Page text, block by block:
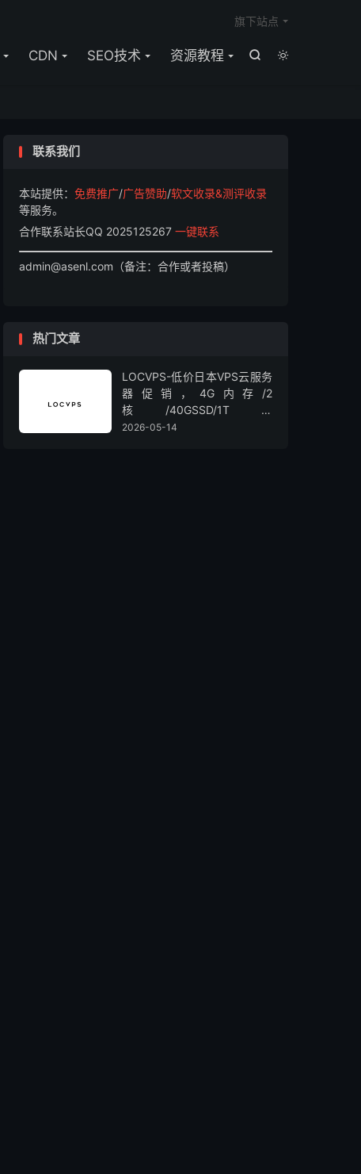


CDN SEO技术 资源教程
旗下站点
联系我们
本站提供： 免费推广/广告赞助/软文收录&测评收录
等服务。
合作联系站长QQ 2025125267 一键联系
admin@asenl.com（备注：合作或者投稿）
热门文章
LOCVPS-低价日本VPS云服务
器促销，4G内存/2
核/40GSSD/1T流
量/450Mbps带宽，低至36元/
2026-05-14